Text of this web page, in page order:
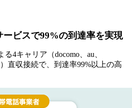
ービスで99%の到達率を実現
4キャリア（docomo、au、
直収接続で、到達率99%以上の高